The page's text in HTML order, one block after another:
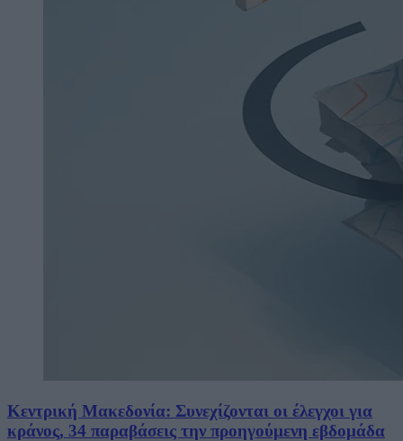
Κεντρική Μακεδονία: Συνεχίζονται οι έλεγχοι για
κράνος, 34 παραβάσεις την προηγούμενη εβδομάδα